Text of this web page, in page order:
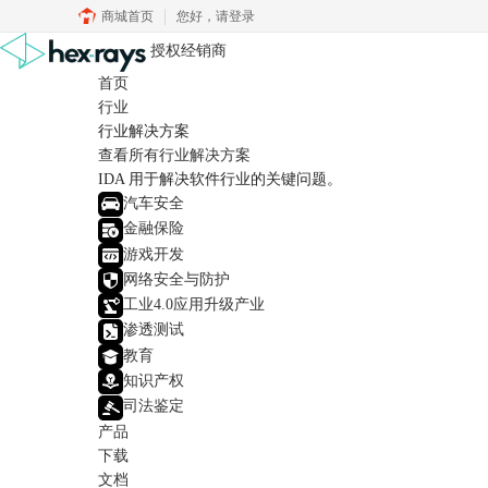
商城首页 您好， 请登录
授权经销商
首页
行业
行业解决方案
查看所有行业解决方案
IDA 用于解决软件行业的关键问题。
汽车安全
金融保险
游戏开发
网络安全与防护
工业4.0应用升级产业
渗透测试
教育
知识产权
司法鉴定
产品
下载
文档